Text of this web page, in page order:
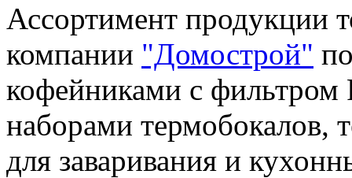
Ассортимент продукции
компании "Домострой"
кофейниками с фильтром
наборами термобокалов,
для заваривания и